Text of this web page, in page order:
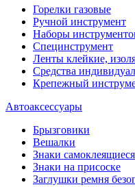
Горелки газовые
Ручной инструмент
Наборы
Специнструмент
Ленты клейкие,
Средства
Крепежный
Автоаксессуары
Брызговики
Вешалки
Знаки самоклеящиеся
Знаки на присоске
Заглушки ремня